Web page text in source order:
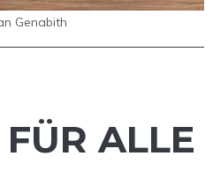
Genabith
FÜR ALLE